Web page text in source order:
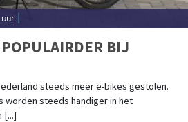
BIJ
steeds meer e-bikes gestolen.
worden steeds handiger in het
[...]